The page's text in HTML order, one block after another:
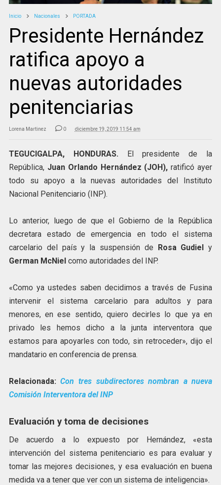
Inicio Nacionales PORTADA
Presidente Hernández
ratifica apoyo a
nuevas autoridades
penitenciarias
Lorena Martinez 0 diciembre 19, 2019 11:54 am
TEGUCIGALPA, HONDURAS. El presidente de la
República,Juan Orlando Hernández (JOH), ratificó ayer
todo su apoyo a la nuevas autoridades del Instituto
Nacional Penitenciario (INP).
Lo anterior, luego de que el Gobierno de la República
decretara estado de emergencia en todo el sistema
carcelario del país y la suspensión de Rosa Gudiel y
German McNielcomo autoridades del INP.
«Como ya ustedes saben decidimos a través de Fusina
intervenir el sistema carcelario para adultos y para
menores, en ese sentido, quiero decirles lo que ya en
privado les hemos dicho a la junta interventora que
estamos para apoyarles con todo, sin retroceder», dijo el
mandatario en conferencia de prensa.
Relacionada:Con tres subdirectores nombran a nueva
Comisión Interventora del INP
Evaluación y toma de decisiones
De acuerdo a lo expuesto por Hernández, «esta
intervención del sistema penitenciario es para evaluar y
tomar las mejores decisiones, y esa evaluación en buena
medida va a tener que ver con un sistema de inteligencia».